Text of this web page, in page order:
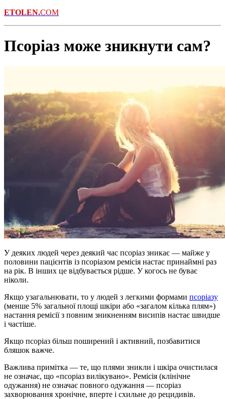
ETOLEN.COM
Псоріаз може зникнути сам?
У деяких людей через деякий час псоріаз зникає — майже у
половини пацієнтів із псоріазом ремісія настає принаймні раз
на рік. В інших це відбувається рідше. У когось не буває
ніколи.
Якщо узагальнювати, то у людей з легкими формами псоріазу
(менше 5% загальної площі шкіри або «загалом кілька плям»)
настання ремісії з повним зникненням висипів настає швидше
і частіше.
Якщо псоріаз більш поширений і активний, позбавитися
бляшок важче.
Важлива примітка — те, що плями зникли і шкіра очистилася
не означає, що «псоріаз вилікувано». Ремісія (клінічне
одужання) не означає повного одужання — псоріаз
захворювання хронічне, вперте і схильне до рецидивів.